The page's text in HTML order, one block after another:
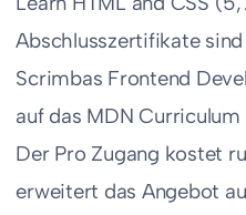
Abschlusszertifikate
Scrimbas Frontend
auf das MDN
Der Pro Zugang kostet
erweitert das Angebot